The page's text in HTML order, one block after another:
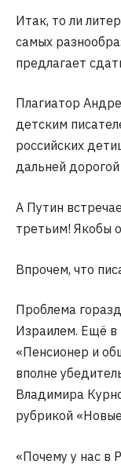
Итак, то ли
самых
предлагает
Плагиатор
детским
российских
дальней
А Путин
третьим! Якобы
Впрочем, что
Проблема
Израилем. Ещё в
«Пенсионер и
вполне
Владимира
рубрикой
«Почему у нас в